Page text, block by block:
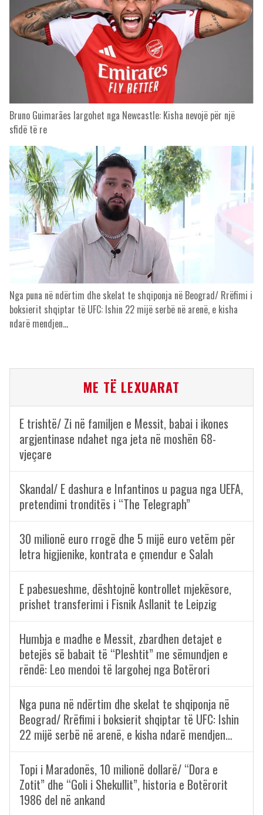
Bruno Guimarães largohet nga Newcastle: Kisha nevojë për një
sfidë të re
Nga puna në ndërtim dhe skelat te shqiponja në Beograd/ Rrëfimi i
boksierit shqiptar të UFC: Ishin 22 mijë serbë në arenë, e kisha
ndarë mendjen…
ME TË LEXUARAT
E trishtë/ Zi në familjen e Messit, babai i ikones
argjentinase ndahet nga jeta në moshën 68-
vjeçare
Skandal/ E dashura e Infantinos u pagua nga UEFA,
pretendimi tronditës i “The Telegraph”
30 milionë euro rrogë dhe 5 mijë euro vetëm për
letra higjienike, kontrata e çmendur e Salah
E pabesueshme, dështojnë kontrollet mjekësore,
prishet transferimi i Fisnik Asllanit te Leipzig
Humbja e madhe e Messit, zbardhen detajet e
betejës së babait të “Pleshtit” me sëmundjen e
rëndë: Leo mendoi të largohej nga Botërori
Nga puna në ndërtim dhe skelat te shqiponja në
Beograd/ Rrëfimi i boksierit shqiptar të UFC: Ishin
22 mijë serbë në arenë, e kisha ndarë mendjen…
Topi i Maradonës, 10 milionë dollarë/ “Dora e
Zotit” dhe “Goli i Shekullit”, historia e Botërorit
1986 del në ankand